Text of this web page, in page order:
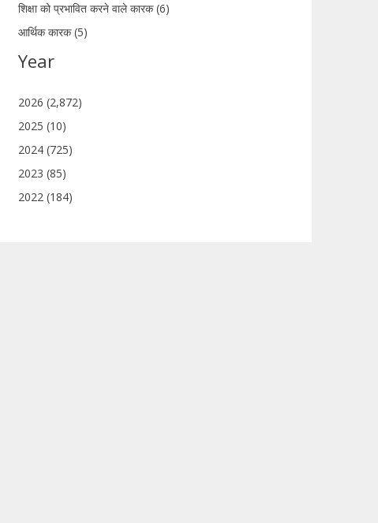
शिक्षा को प्रभावित करने वाले कारक (6)
आर्थिक कारक (5)
Year
2026 (2,872)
2025 (10)
2024 (725)
2023 (85)
2022 (184)